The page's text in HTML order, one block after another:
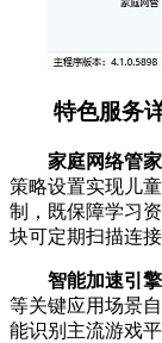
特色服务
家庭网络管家
策略设置实现儿
制，既保障学习
块可定期扫描连
智能加速引擎
等关键应用场景
能识别主流游戏